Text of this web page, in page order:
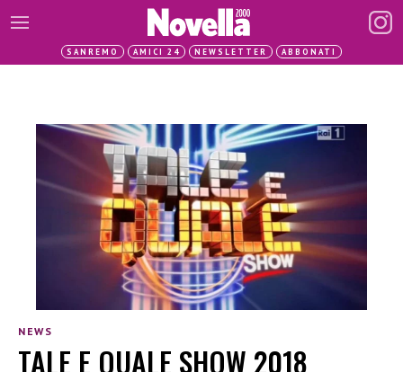
SANREMO AMICI 24 NEWSLETTER ABBONATI
NEWS
TALE E QUALE SHOW 2018